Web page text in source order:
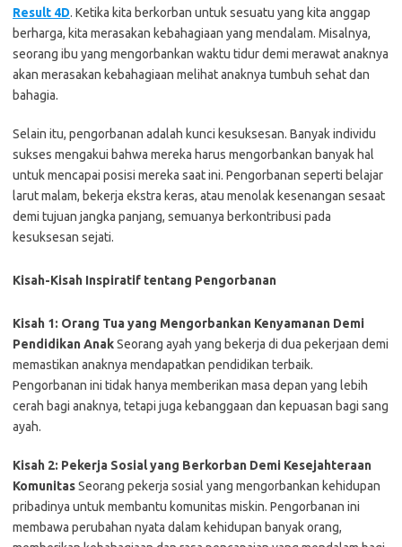
Result 4D. Ketika kita berkorban untuk sesuatu yang kita anggap
berharga, kita merasakan kebahagiaan yang mendalam. Misalnya,
seorang ibu yang mengorbankan waktu tidur demi merawat anaknya
akan merasakan kebahagiaan melihat anaknya tumbuh sehat dan
bahagia.
Selain itu, pengorbanan adalah kunci kesuksesan. Banyak individu
sukses mengakui bahwa mereka harus mengorbankan banyak hal
untuk mencapai posisi mereka saat ini. Pengorbanan seperti belajar
larut malam, bekerja ekstra keras, atau menolak kesenangan sesaat
demi tujuan jangka panjang, semuanya berkontribusi pada
kesuksesan sejati.
Kisah-Kisah Inspiratif tentang Pengorbanan
Kisah 1: Orang Tua yang Mengorbankan Kenyamanan Demi
Pendidikan AnakSeorang ayah yang bekerja di dua pekerjaan demi
memastikan anaknya mendapatkan pendidikan terbaik.
Pengorbanan ini tidak hanya memberikan masa depan yang lebih
cerah bagi anaknya, tetapi juga kebanggaan dan kepuasan bagi sang
ayah.
Kisah 2: Pekerja Sosial yang Berkorban Demi Kesejahteraan
KomunitasSeorang pekerja sosial yang mengorbankan kehidupan
pribadinya untuk membantu komunitas miskin. Pengorbanan ini
membawa perubahan nyata dalam kehidupan banyak orang,